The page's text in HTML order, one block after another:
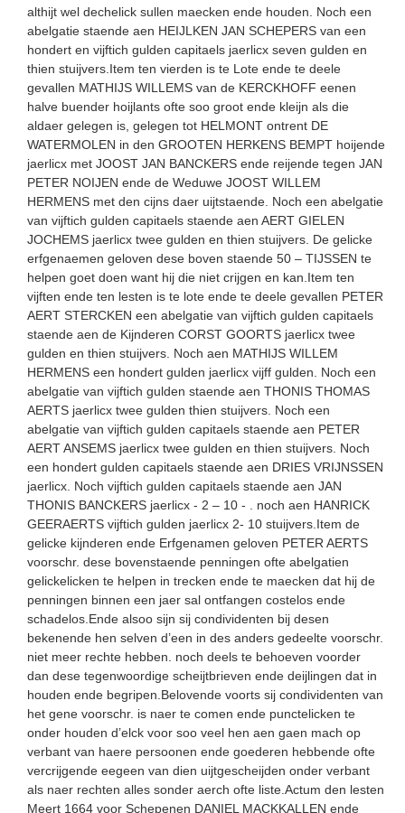
althijt wel dechelick sullen maecken ende houden. Noch een
abelgatie staende aen HEIJLKEN JAN SCHEPERS van een
hondert en vijftich gulden capitaels jaerlicx seven gulden en
thien stuijvers.Item ten vierden is te Lote ende te deele
gevallen MATHIJS WILLEMS van de KERCKHOFF eenen
halve buender hoijlants ofte soo groot ende kleijn als die
aldaer gelegen is, gelegen tot HELMONT ontrent DE
WATERMOLEN in den GROOTEN HERKENS BEMPT hoijende
jaerlicx met JOOST JAN BANCKERS ende reijende tegen JAN
PETER NOIJEN ende de Weduwe JOOST WILLEM
HERMENS met den cijns daer uijtstaende. Noch een abelgatie
van vijftich gulden capitaels staende aen AERT GIELEN
JOCHEMS jaerlicx twee gulden en thien stuijvers. De gelicke
erfgenaemen geloven dese boven staende 50 – TIJSSEN te
helpen goet doen want hij die niet crijgen en kan.Item ten
vijften ende ten lesten is te lote ende te deele gevallen PETER
AERT STERCKEN een abelgatie van vijftich gulden capitaels
staende aen de Kijnderen CORST GOORTS jaerlicx twee
gulden en thien stuijvers. Noch aen MATHIJS WILLEM
HERMENS een hondert gulden jaerlicx vijff gulden. Noch een
abelgatie van vijftich gulden staende aen THONIS THOMAS
AERTS jaerlicx twee gulden thien stuijvers. Noch een
abelgatie van vijftich gulden capitaels staende aen PETER
AERT ANSEMS jaerlicx twee gulden en thien stuijvers. Noch
een hondert gulden capitaels staende aen DRIES VRIJNSSEN
jaerlicx. Noch vijftich gulden capitaels staende aen JAN
THONIS BANCKERS jaerlicx - 2 – 10 - . noch aen HANRICK
GEERAERTS vijftich gulden jaerlicx 2- 10 stuijvers.Item de
gelicke kijnderen ende Erfgenamen geloven PETER AERTS
voorschr. dese bovenstaende penningen ofte abelgatien
gelickelicken te helpen in trecken ende te maecken dat hij de
penningen binnen een jaer sal ontfangen costelos ende
schadelos.Ende alsoo sijn sij condividenten bij desen
bekenende hen selven d’een in des anders gedeelte voorschr.
niet meer rechte hebben. noch deels te behoeven voorder
dan dese tegenwoordige scheijtbrieven ende deijlingen dat in
houden ende begripen.Belovende voorts sij condividenten van
het gene voorschr. is naer te comen ende punctelicken te
onder houden d’elck voor soo veel hen aen gaen mach op
verbant van haere persoonen ende goederen hebbende ofte
vercrijgende eegeen van dien uijtgescheijden onder verbant
als naer rechten alles sonder aerch ofte liste.Actum den lesten
Meert 1664 voor Schepenen DANIEL MACKKALLEN ende